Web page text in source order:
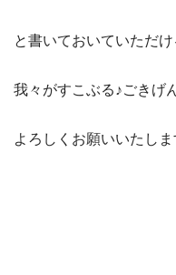
と書いておいていただけ
我々がすこぶる♪ごきげ
よろしくお願いいたしま